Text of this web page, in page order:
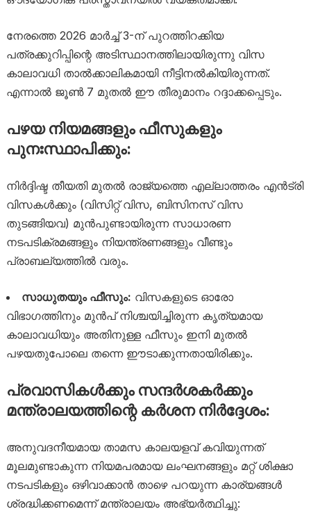
നേരത്തെ 2026 മാർച്ച് 3-ന് പുറത്തിറക്കിയ
പത്രക്കുറിപ്പിന്റെ അടിസ്ഥാനത്തിലായിരുന്നു വിസ
കാലാവധി താൽക്കാലികമായി നീട്ടിനൽകിയിരുന്നത്.
എന്നാൽ ജൂൺ 7 മുതൽ ഈ തീരുമാനം റദ്ദാക്കപ്പെടും.
പഴയ നിയമങ്ങളും ഫീസുകളും
പുനഃസ്ഥാപിക്കും:
നിർദ്ദിഷ്ട തീയതി മുതൽ രാജ്യത്തെ എല്ലാത്തരം എൻട്രി
വിസകൾക്കും (വിസിറ്റ് വിസ, ബിസിനസ് വിസ
തുടങ്ങിയവ) മുൻപുണ്ടായിരുന്ന സാധാരണ
നടപടിക്രമങ്ങളും നിയന്ത്രണങ്ങളും വീണ്ടും
പ്രാബല്യത്തിൽ വരും.
സാധുതയും ഫീസും: വിസകളുടെ ഓരോ
വിഭാഗത്തിനും മുൻപ് നിശ്ചയിച്ചിരുന്ന കൃത്യമായ
കാലാവധിയും അതിനുള്ള ഫീസും ഇനി മുതൽ
പഴയതുപോലെ തന്നെ ഈടാക്കുന്നതായിരിക്കും.
പ്രവാസികൾക്കും സന്ദർശകർക്കും
മന്ത്രാലയത്തിന്റെ കർശന നിർദ്ദേശം:
അനുവദനീയമായ താമസ കാലയളവ് കവിയുന്നത്
മൂലമുണ്ടാകുന്ന നിയമപരമായ ലംഘനങ്ങളും മറ്റ് ശിക്ഷാ
നടപടികളും ഒഴിവാക്കാൻ താഴെ പറയുന്ന കാര്യങ്ങൾ
ശ്രദ്ധിക്കണമെന്ന് മന്ത്രാലയം അഭ്യർത്ഥിച്ചു: